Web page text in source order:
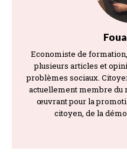
Economiste de formation,
plusieurs articles et
problèmes sociaux.
actuellement membre du
œuvrant pour la
citoyen, de la